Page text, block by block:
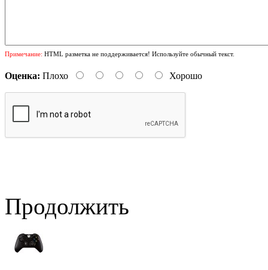
Примечание: HTML разметка не поддерживается! Используйте обычный текст.
Оценка: Плохо Хорошо
Продолжить